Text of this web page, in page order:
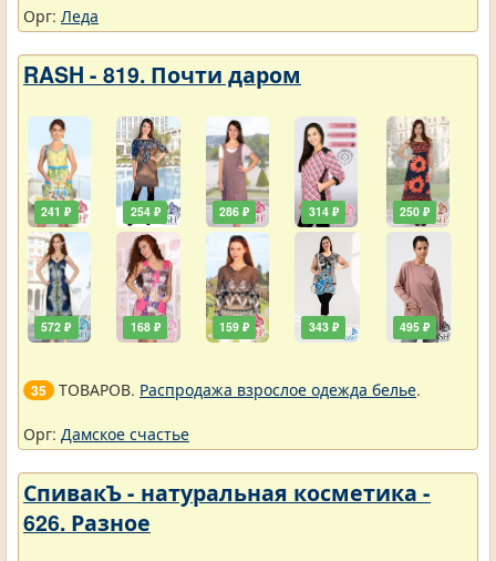
Орг: Леда
RASH - 819. Почти даром
241 ₽
572 ₽
254 ₽
168 ₽
286 ₽
159 ₽
314 ₽
343 ₽
250 ₽
495 ₽
35 ТОВАРОВ. Распродажа взрослое одежда белье.
Орг: Дамское счастье
СпивакЪ - натуральная косметика -
626. Разное